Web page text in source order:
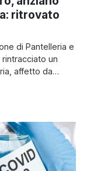
ritrovato
di Pantelleria e
un
affetto da
giornata di ieri,